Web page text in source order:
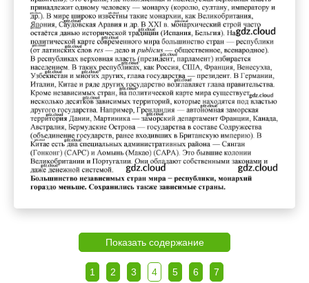
Показать содержание
1 2 3 4 5 6 7